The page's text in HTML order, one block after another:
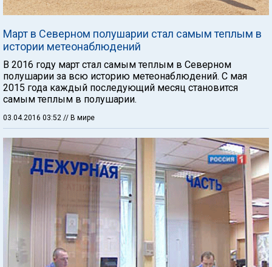
Март в Северном полушарии стал самым теплым в
истории метеонаблюдений
В 2016 году март стал самым теплым в Северном
полушарии за всю историю метеонаблюдений. С мая
2015 года каждый последующий месяц становится
самым теплым в полушарии.
03.04.2016 03:52 // В мире